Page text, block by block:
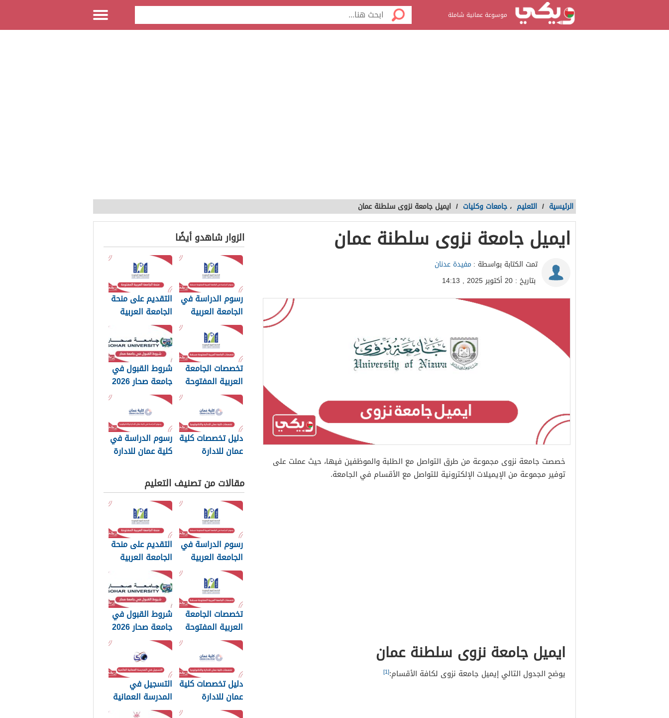
موسوعة عمانية شاملة
الرئيسية / التعليم ، جامعات وكليات / ايميل جامعة نزوى سلطنة عمان
ايميل جامعة نزوى سلطنة عمان
تمت الكتابة بواسطة : مفيدة عدنان
بتاريخ : 20 أكتوبر 2025 , 14:13
خصصت جامعة نزوى مجموعة من طرق التواصل مع الطلبة والموظفين فيها، حيث عملت على
توفير مجموعة من الإيميلات الإلكترونية للتواصل مع الأقسام في الجامعة.
ايميل جامعة نزوى سلطنة عمان
يوضح الجدول التالي إيميل جامعة نزوى لكافة الأقسام:[1]
الزوار شاهدو أيضًا
رسوم الدراسة في
الجامعة العربية
المفتوحة مسقط
2026
التقديم على منحة
الجامعة العربية
المفتوحة سلطنة
عمان 2026
تخصصات الجامعة
العربية المفتوحة
مسقط 2026
شروط القبول في
جامعة صحار 2026
دليل تخصصات كلية
عمان للادارة
رسوم الدراسة في
كلية عمان للادارة
مقالات من تصنيف التعليم
رسوم الدراسة في
الجامعة العربية
المفتوحة مسقط
2026
التقديم على منحة
الجامعة العربية
المفتوحة سلطنة
عمان 2026
تخصصات الجامعة
العربية المفتوحة
مسقط 2026
شروط القبول في
جامعة صحار 2026
دليل تخصصات كلية
عمان للادارة
والتكنولوجيا 2026
التسجيل في
المدرسة العمانية
العالمية 2026